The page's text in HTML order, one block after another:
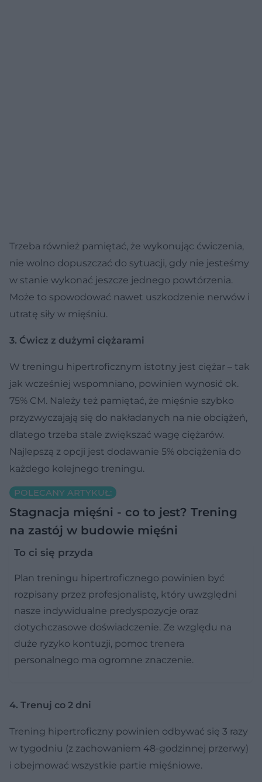
Trzeba również pamiętać, że wykonując ćwiczenia,
nie wolno dopuszczać do sytuacji, gdy nie jesteśmy
w stanie wykonać jeszcze jednego powtórzenia.
Może to spowodować nawet uszkodzenie nerwów i
utratę siły w mięśniu.
3. Ćwicz z dużymi ciężarami
W treningu hipertroficznym istotny jest ciężar – tak
jak wcześniej wspomniano, powinien wynosić ok.
75% CM. Należy też pamiętać, że mięśnie szybko
przyzwyczajają się do nakładanych na nie obciążeń,
dlatego trzeba stale zwiększać wagę ciężarów.
Najlepszą z opcji jest dodawanie 5% obciążenia do
każdego kolejnego treningu.
POLECANY ARTYKUŁ:
Stagnacja mięśni - co to jest? Trening
na zastój w budowie mięśni
To ci się przyda
Plan treningu hipertroficznego powinien być
rozpisany przez profesjonalistę, który uwzględni
nasze indywidualne predyspozycje oraz
dotychczasowe doświadczenie. Ze względu na
duże ryzyko kontuzji, pomoc trenera
personalnego ma ogromne znaczenie.
4. Trenuj co 2 dni
Trening hipertroficzny powinien odbywać się 3 razy
w tygodniu (z zachowaniem 48-godzinnej przerwy)
i obejmować wszystkie partie mięśniowe.